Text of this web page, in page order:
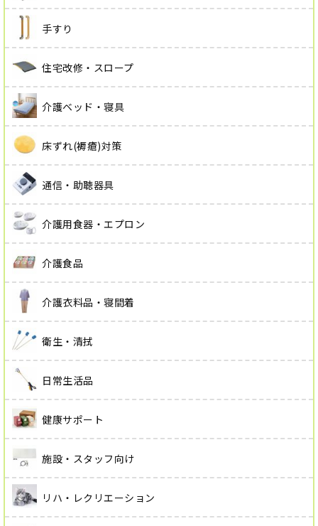
手すり
住宅改修・スロープ
介護ベッド・寝具
床ずれ(褥瘡)対策
通信・助聴器具
介護用食器・エプロン
介護食品
介護衣料品・寝間着
衛生・清拭
日常生活品
健康サポート
施設・スタッフ向け
リハ・レクリエーション